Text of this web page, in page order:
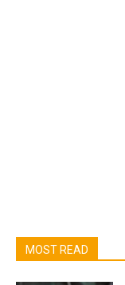
MOST READ